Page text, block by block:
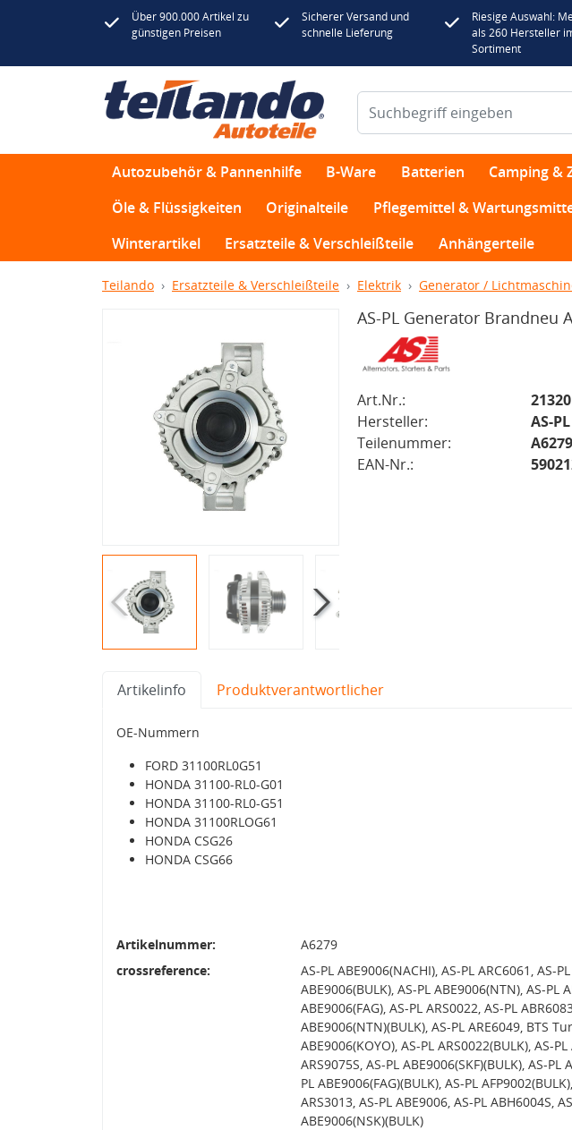
Über 900.000 Artikel zu
günstigen Preisen
Sicherer Versand und
schnelle Lieferung
Riesige Auswahl:
als 260 Hersteller
Sortiment
Autozubehör & Pannenhilfe B-Ware Batterien Camping &
Öle & Flüssigkeiten
Originalteile Pflegemittel &
Winterartikel
Ersatzteile & Verschleißteile Anhängerteile
Teilando Ersatzteile & Verschleißteile Elektrik Generator /
AS-PL Generator Brandneu
Art.Nr.:
Hersteller:
AS-PL
Teilenummer:
A6279
EAN-Nr.:
Artikelinfo Produktverantwortlicher
OE-Nummern
FORD 31100RL0G51
HONDA 31100-RL0-G01
HONDA 31100-RL0-G51
HONDA 31100RLOG61
HONDA CSG26
HONDA CSG66
Artikelnummer:
A6279
crossreference:
AS-PL ABE9006(NACHI), AS-PL ARC6061, AS-
ABE9006(BULK), AS-PL ABE9006(NTN), AS-PL
ABE9006(FAG), AS-PL ARS0022, AS-PL
ABE9006(NTN)(BULK), AS-PL ARE6049, BTS
ABE9006(KOYO), AS-PL ARS0022(BULK), AS-
ARS9075S, AS-PL ABE9006(SKF)(BULK), AS-
PL ABE9006(FAG)(BULK), AS-PL
ARS3013, AS-PL ABE9006, AS-PL ABH6004S,
ABE9006(NSK)(BULK)